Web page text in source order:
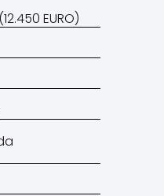
EURO)